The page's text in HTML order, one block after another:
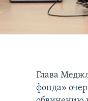
Глава
фонда»